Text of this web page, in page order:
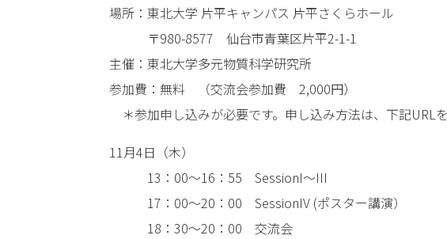
場所：東北大学 片平キャンパス 片平さくらホール
〒980-8577 仙台市青葉区片平2-1-1
主催：東北大学多元物質科学研究所
参加費：無料 （交流会参加費 2,000円）
＊参加申し込みが必要です。申し込み方法は、下記URLを
11月4日（木）
13：00～16：55 SessionI～III
17：00～20：00 SessionIV (ポスター講演）
18：30～20：00 交流会